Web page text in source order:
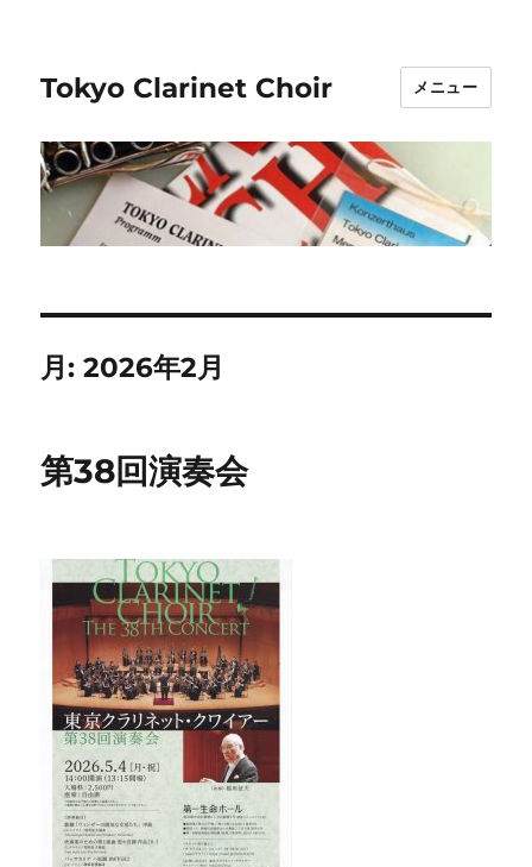
Tokyo Clarinet Choir メニュー
月:2026年2月
第38回演奏会